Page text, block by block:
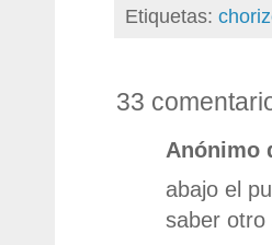
Etiquetas:
33
Anónimo
abajo el
saber otro